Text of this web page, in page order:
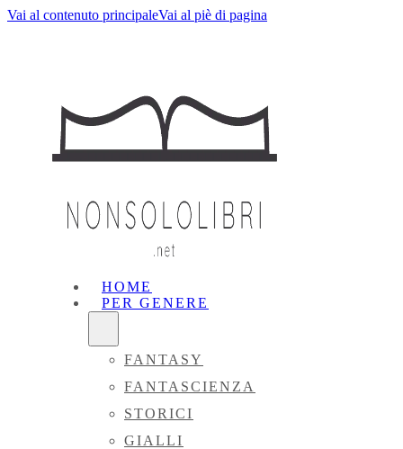
Vai al contenuto principaleVai al piè di pagina
HOME
PER GENERE
FANTASY
FANTASCIENZA
STORICI
GIALLI